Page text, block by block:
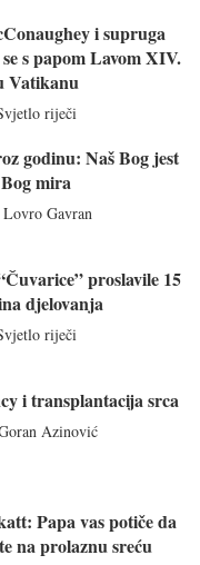
i supruga
s papom Lavom XIV.
Vatikanu
riječi
godinu: Naš Bog jest
Bog mira
Gavran
proslavile 15
djelovanja
riječi
i transplantacija srca
Azinović
Papa vas potiče da
na prolaznu sreću